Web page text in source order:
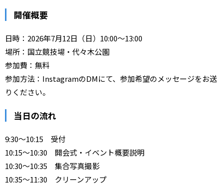
開催概要
日時：2026年7月12日（日）10:00〜13:00
場所：国立競技場・代々木公園
参加費：無料
参加方法：InstagramのDMにて、参加希望のメッセージをお送
りください。
当日の流れ
9:30〜10:15 受付
10:15〜10:30 開会式・イベント概要説明
10:30〜10:35 集合写真撮影
10:35〜11:30 クリーンアップ